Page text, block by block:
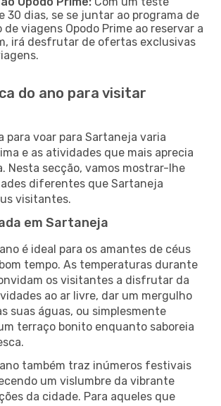
30 dias, se se juntar ao programa de
de viagens Opodo Prime ao reservar a
irá desfrutar de ofertas exclusivas
do ano para visitar
para voar para Sartaneja varia
e as atividades que mais aprecia
Nesta secção, vamos mostrar-lhe
diferentes que Sartaneja
visitantes.
em Sartaneja
é ideal para os amantes de céus
tempo. As temperaturas durante
os visitantes a disfrutar da
ao ar livre, dar um mergulho
suas águas, ou simplesmente
terraço bonito enquanto saboreia
também traz inúmeros festivais
um vislumbre da vibrante
da cidade. Para aqueles que